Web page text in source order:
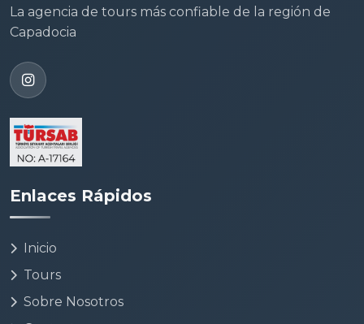
La agencia de tours más confiable de la región de
Capadocia
Enlaces Rápidos
Inicio
Tours
Sobre Nosotros